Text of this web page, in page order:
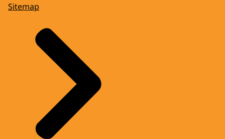
Sitemap